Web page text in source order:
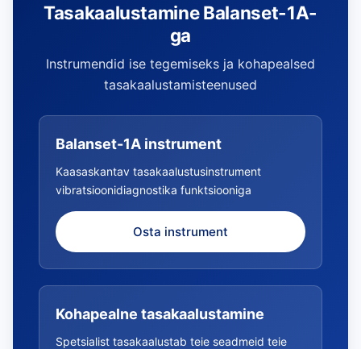
Tasakaalustamine Balanset-1A-
ga
Instrumendid ise tegemiseks ja kohapealsed
tasakaalustamisteenused
Balanset-1A instrument
Kaasaskantav tasakaalustusinstrument
vibratsioonidiagnostika funktsiooniga
Osta instrument
Kohapealne tasakaalustamine
Spetsialist tasakaalustab teie seadmeid teie